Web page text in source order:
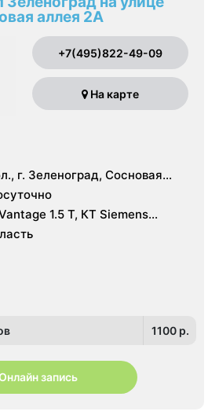
аллея 2А
+7(495)822-49-09
На карте
г. Зеленоград, Сосновая
1.5 Т, КТ Siemens
срезов, УЗИ
1100 p.
запись